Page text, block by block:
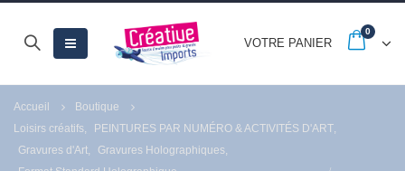
VOTRE PANIER
0
Accueil
Boutique
Loisirs créatifs
PEINTURES PAR NUMÉRO & ACTIVITÉS D'ART
Gravures d'Art
Gravures Holographiques